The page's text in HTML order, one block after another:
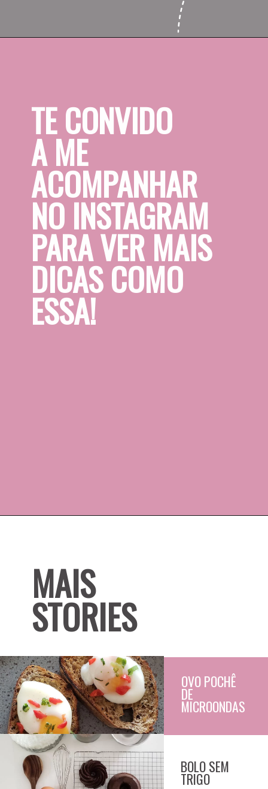
TE CONVIDO
A ME
ACOMPANHAR
NO INSTAGRAM
PARA VER MAIS
DICAS COMO
ESSA!
OVO POCHÊ
DE
MICROONDAS
BOLO SEM
TRIGO
MAIS
STORIES